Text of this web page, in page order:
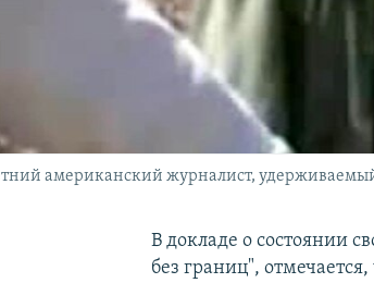
американский журналист,
В докладе о состоянии
без границ",